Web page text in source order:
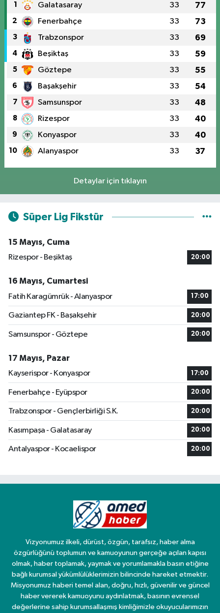
1 Galatasaray 33 77
2 Fenerbahçe 33 73
3 Trabzonspor 33 69
4 Beşiktaş 33 59
5 Göztepe 33 55
6 Başakşehir 33 54
7 Samsunspor 33 48
8 Rizespor 33 40
9 Konyaspor 33 40
10 Alanyaspor 33 37
Detaylar için tıklayın
Süper Lig Fikstür
15 Mayıs, Cuma
Rizespor - Beşiktaş
20:00
16 Mayıs, Cumartesi
Fatih Karagümrük - Alanyaspor
17:00
Gaziantep FK - Başakşehir 20:00
Samsunspor - Göztepe 20:00
17 Mayıs, Pazar
Kayserispor - Konyaspor
17:00
Fenerbahçe - Eyüpspor 20:00
Trabzonspor - Gençlerbirliği S.K. 20:00
Kasımpaşa - Galatasaray 20:00
Antalyaspor - Kocaelispor 20:00
Vizyonumuz ilkeli, dürüst, özgün, tarafsız, haber alma
özgürlüğünü toplumun ve kamuoyunun gerçeğe açılan kapısı
olmak, haber toplamak, yaymak ve yorumlamakla basın etiğine
bağlı kurumsal yükümlülüklerimizin bilincinde hareket etmektir.
Misyonumuz haberi temel alan, doğru, hızlı, güvenilir ve güncel
haber vererek kamuoyunu aydınlatmak, basının evrensel
değerlerine sahip kurumsallaşmış kimliğimizle okuyucularımızın